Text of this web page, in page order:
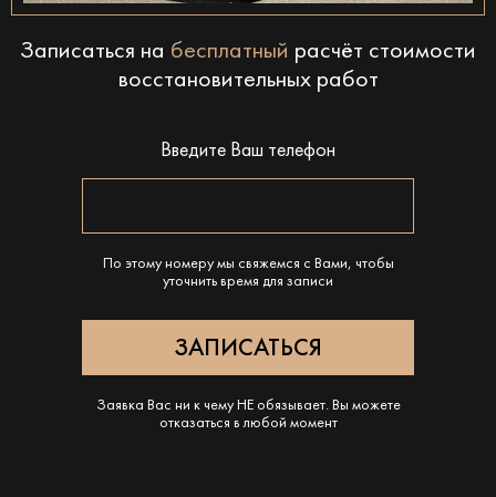
Записаться на бесплатный расчёт стоимости
восстановительных работ
Введите Ваш телефон
По этому номеру мы свяжемся с Вами, чтобы
уточнить время для записи
Заявка Вас ни к чему НЕ обязывает. Вы можете
отказаться в любой момент